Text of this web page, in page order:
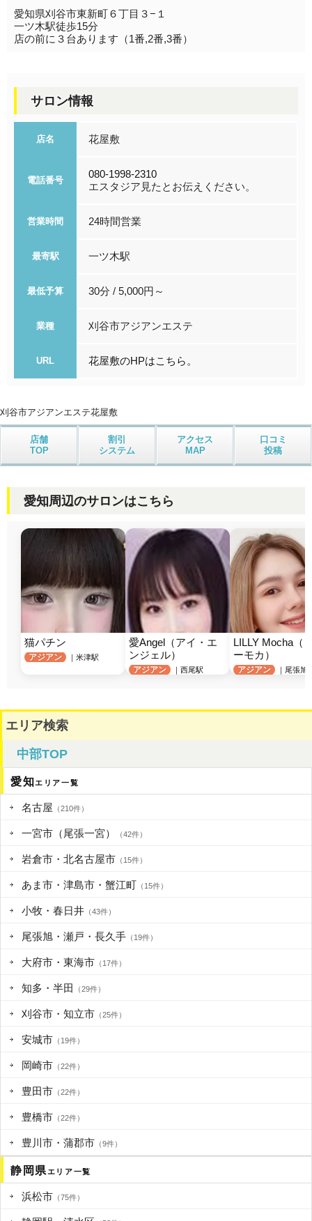
愛知県刈谷市東新町６丁目３−１
一ツ木駅徒歩15分
店の前に３台あります（1番,2番,3番）
サロン情報
店名 花屋敷
電話番号
080-1998-2310
エスタジア見たとお伝えください。
営業時間 24時間営業
最寄駅 一ツ木駅
最低予算 30分 / 5,000円～
業種 刈谷市アジアンエステ
URL 花屋敷のHPはこちら。
刈谷市アジアンエステ花屋敷
店舗
TOP
割引
システム
アクセス
MAP
口コミ
投稿
愛知周辺のサロンはこちら
猫パチン
アジアン ｜米津駅
愛Angel（アイ・エ
ンジェル）
アジアン ｜西尾駅
LILLY Mocha（
ーモカ）
アジアン ｜尾張旭
エリア検索
中部TOP
愛知エリア一覧
名古屋 （210件）
一宮市（尾張一宮） （42件）
岩倉市・北名古屋市 （15件）
あま市・津島市・蟹江町 （15件）
小牧・春日井 （43件）
尾張旭・瀬戸・長久手 （19件）
大府市・東海市 （17件）
知多・半田 （29件）
刈谷市・知立市 （25件）
安城市 （19件）
岡崎市 （22件）
豊田市 （22件）
豊橋市 （22件）
豊川市・蒲郡市 （9件）
静岡県エリア一覧
浜松市 （75件）